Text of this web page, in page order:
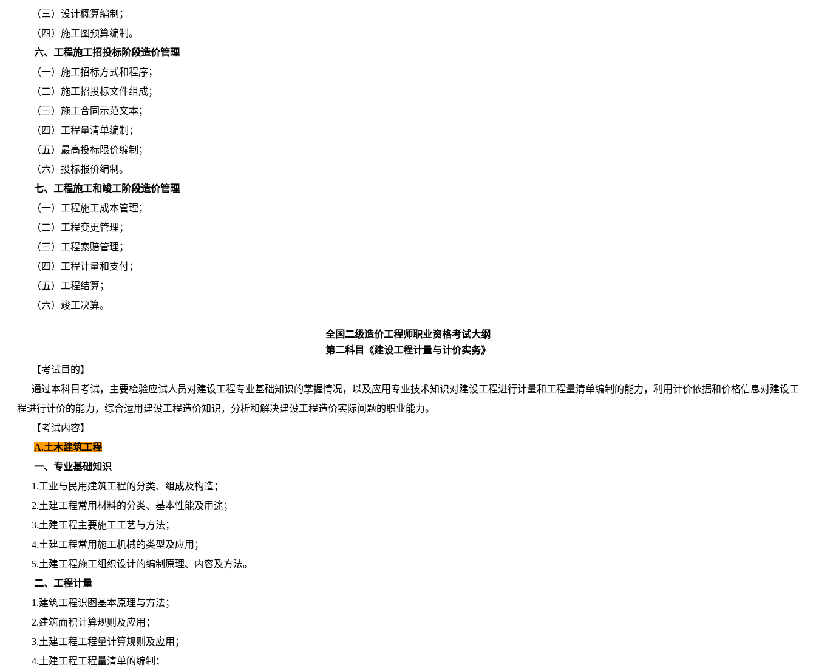
（三）设计概算编制；
（四）施工图预算编制。
六、工程施工招投标阶段造价管理
（一）施工招标方式和程序；
（二）施工招投标文件组成；
（三）施工合同示范文本；
（四）工程量清单编制；
（五）最高投标限价编制；
（六）投标报价编制。
七、工程施工和竣工阶段造价管理
（一）工程施工成本管理；
（二）工程变更管理；
（三）工程索赔管理；
（四）工程计量和支付；
（五）工程结算；
（六）竣工决算。
全国二级造价工程师职业资格考试大纲
第二科目《建设工程计量与计价实务》
【考试目的】
通过本科目考试，主要检验应试人员对建设工程专业基础知识的掌握情况，以及应用专业技术知识对建设工程进行计量和工程量清单编制的能力，利用计价依据和价格信息对建设工
程进行计价的能力，综合运用建设工程造价知识，分析和解决建设工程造价实际问题的职业能力。
【考试内容】
A.土木建筑工程
一、专业基础知识
1.工业与民用建筑工程的分类、组成及构造；
2.土建工程常用材料的分类、基本性能及用途；
3.土建工程主要施工工艺与方法；
4.土建工程常用施工机械的类型及应用；
5.土建工程施工组织设计的编制原理、内容及方法。
二、工程计量
1.建筑工程识图基本原理与方法；
2.建筑面积计算规则及应用；
3.土建工程工程量计算规则及应用；
4.土建工程工程量清单的编制；